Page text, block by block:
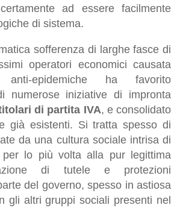
ad essere facilmente
di sistema.
sofferenza di larghe fasce di
operatori economici causata
epidemiche ha favorito
numerose iniziative di impronta
di partita IVA, e consolidato
già esistenti. Si tratta spesso di
da una cultura sociale intrisa di
lo più volta alla pur legittima
di tutele e protezioni
del governo, spesso in astiosa
gli altri gruppi sociali presenti nel